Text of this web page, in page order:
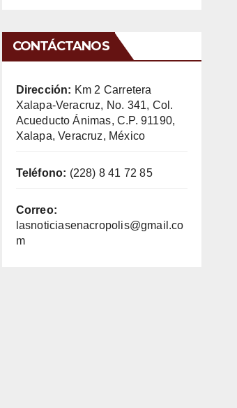
CONTÁCTANOS
Dirección: Km 2 Carretera
Xalapa-Veracruz, No. 341, Col.
Acueducto Ánimas, C.P. 91190,
Xalapa, Veracruz, México
Teléfono: (228) 8 41 72 85
Correo:
lasnoticiasenacropolis@gmail.co
m